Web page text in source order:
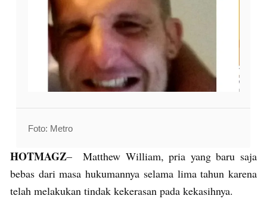
Foto: Metro
HOTMAGZ– Matthew William, pria yang baru saja
bebas dari masa hukumannya selama lima tahun karena
telah melakukan tindak kekerasan pada kekasihnya.